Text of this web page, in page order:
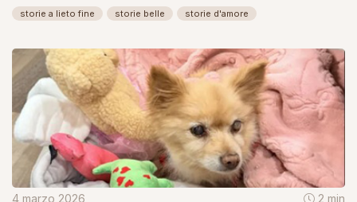
storie a lieto fine storie belle storie d'amore
4 marzo 2026 2 min